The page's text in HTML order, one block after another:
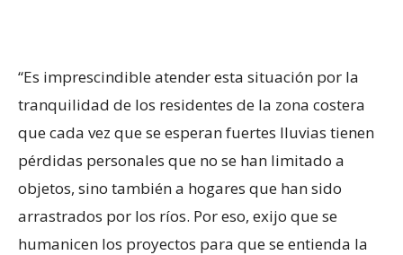
“Es imprescindible atender esta situación por la
tranquilidad de los residentes de la zona costera
que cada vez que se esperan fuertes lluvias tienen
pérdidas personales que no se han limitado a
objetos, sino también a hogares que han sido
arrastrados por los ríos. Por eso, exijo que se
humanicen los proyectos para que se entienda la